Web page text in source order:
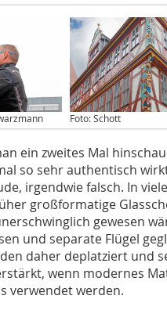
Foto: Schott
ein zweites Mal
so sehr authentisch
irgendwie falsch. In
großforma­tige
gewesen
und separate Flügel
daher deplatziert und
wenn modernes
verwendet werden.